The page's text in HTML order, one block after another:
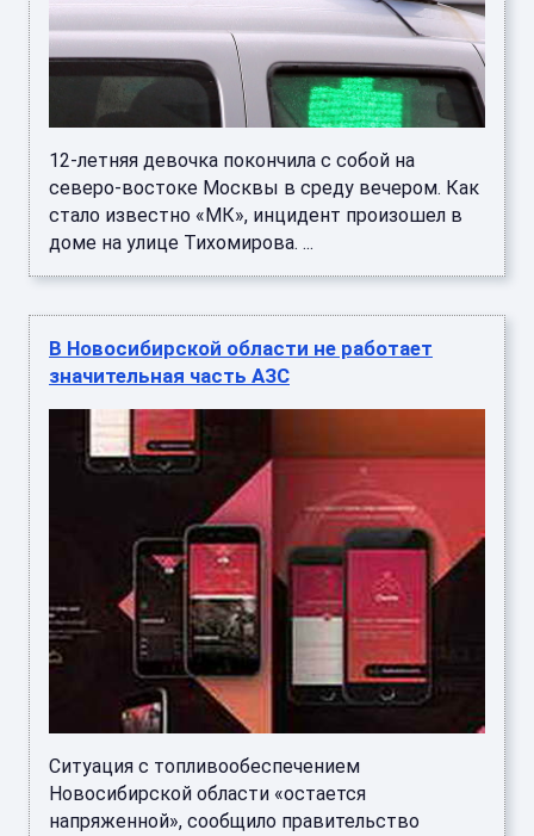
12-летняя девочка покончила с собой на
северо-востоке Москвы в среду вечером. Как
стало известно «МК», инцидент произошел в
доме на улице Тихомирова. ...
В Новосибирской области не работает
значительная часть АЗС
Ситуация с топливообеспечением
Новосибирской области «остается
напряженной», сообщило правительство